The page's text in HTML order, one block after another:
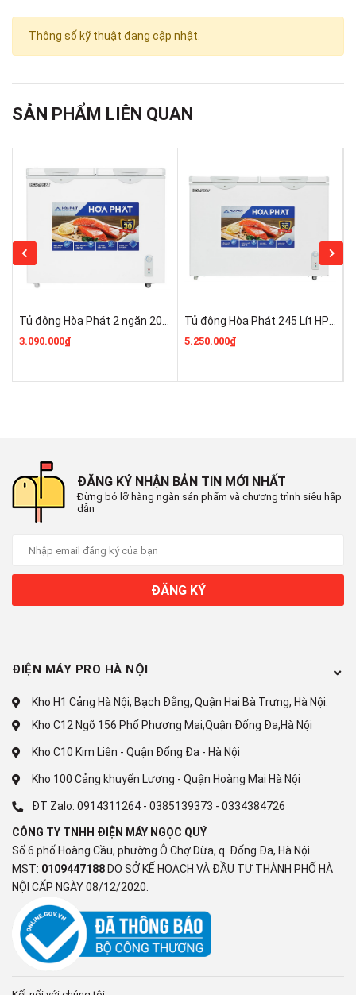
Tủ đông
Dung tích tổng:
Hãng không công bố
Dung tích sử dụng:
Số cửa:
Công suất danh định:
149W
Điện năng tiêu thụ:
Hãng không công bố
Nhiệt độ ngăn đông (độ C):
Chất liệu dàn lạnh:
Đồng
Chất liệu lòng tủ:
Nhôm sơn tĩnh điện
Chất liệu bên ngoài:
Thân tủ: Tôn sơn tĩnh điện, Cửa tủ: Tôn sơn tĩnh điện
Tiện ích:
Bảng điều khiển
Khoá cửa tủ
Thông số kỹ thuật đang cập nhật.
SẢN PHẨM LIÊN QUAN
3.090.000₫ 5.250.000₫
ĐĂNG KÝ NHẬN BẢN TIN MỚI NHẤT
Đừng bỏ lỡ hàng ngàn sản phẩm và chương trình siêu hấp
dẫn
ĐĂNG KÝ
ĐIỆN MÁY PRO HÀ NỘI
Kho H1 Cảng Hà Nội, Bạch Đằng, Quận Hai Bà Trưng, Hà Nội.
Kho C12 Ngõ 156 Phố Phương Mai,Quận Đống Đa,Hà Nội
Kho C10 Kim Liên - Quận Đống Đa - Hà Nội
Kho 100 Cảng khuyến Lương - Quận Hoàng Mai Hà Nội
ĐT Zalo: 0914311264 - 0385139373 - 0334384726
CÔNG TY TNHH ĐIỆN MÁY NGỌC QUÝ
Số 6 phố Hoàng Cầu, phường Ô Chợ Dừa, q. Đống Đa, Hà Nội
MST: 0109447188 DO SỞ KẾ HOẠCH VÀ ĐẦU TƯ THÀNH PHỐ HÀ
NỘI CẤP NGÀY 08/12/2020.